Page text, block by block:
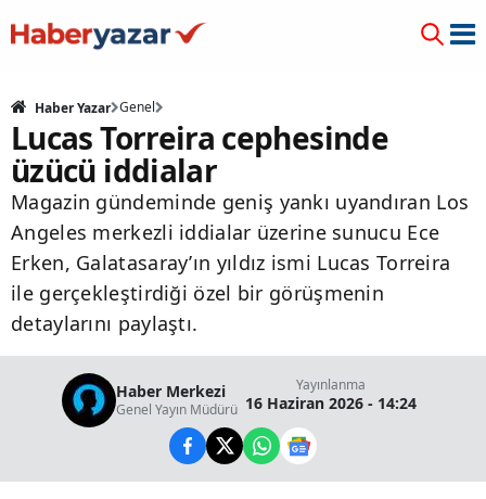
Haber Yazar Genel
Lucas Torreira cephesinde
üzücü iddialar
Magazin gündeminde geniş yankı uyandıran Los
Angeles merkezli iddialar üzerine sunucu Ece
Erken, Galatasaray’ın yıldız ismi Lucas Torreira
ile gerçekleştirdiği özel bir görüşmenin
detaylarını paylaştı.
Haber Merkezi
Genel Yayın Müdürü
Yayınlanma
16 Haziran 2026 - 14:24